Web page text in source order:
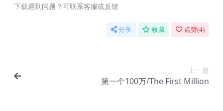
下载遇到问题？可联系客服或反馈
分享 收藏 点赞(4)
上一篇
第一个100万/The First Million